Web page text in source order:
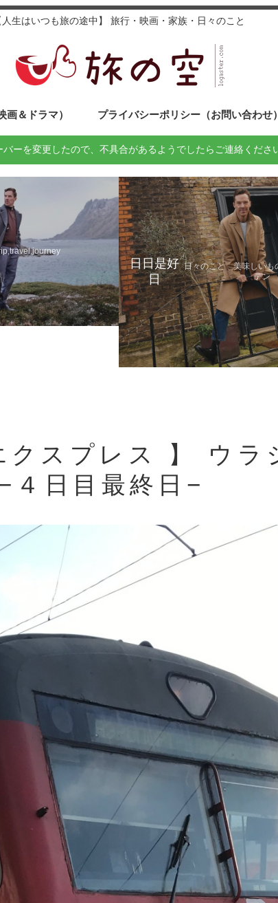
人生はいつも旅の途中】 旅行・映画・家族・日々のこと
画＆ドラマ） プライバシーポリシー（お問い合わせ）
バーを変更したので、不具合があるようでしたらご連絡くださ
日日是好
日
日々のこと 美味しい
テン
クスプレス 】 ウラ
日目最終日−